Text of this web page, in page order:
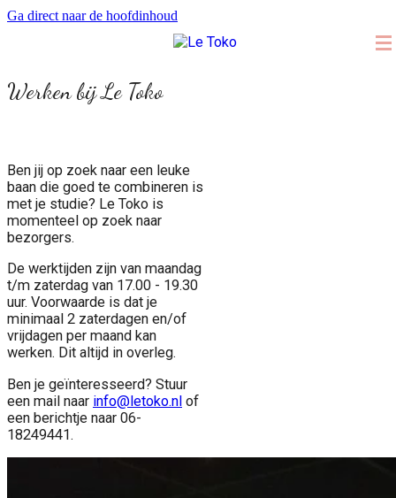
Ga direct naar de hoofdinhoud
Werken bij Le Toko
Ben jij op zoek naar een leuke
baan die goed te combineren is
met je studie? Le Toko is
momenteel op zoek naar
bezorgers.
De werktijden zijn van maandag
t/m zaterdag van 17.00 - 19.30
uur. Voorwaarde is dat je
minimaal 2 zaterdagen en/of
vrijdagen per maand kan
werken. Dit altijd in overleg.
Ben je geïnteresseerd? Stuur
een mail naar info@letoko.nl of
een berichtje naar 06-
18249441.